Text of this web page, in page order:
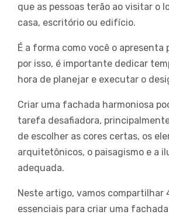
que as pessoas terão ao visitar o
casa, escritório ou edifício.
É a forma como você o apresenta
por isso, é importante dedicar
hora de planejar e executar o
Criar uma fachada harmoniosa
tarefa desafiadora,
de escolher as cores certas, os
arquitetônicos, o paisagismo e a
adequada.
Neste artigo, vamos compartilhar
essenciais para criar uma